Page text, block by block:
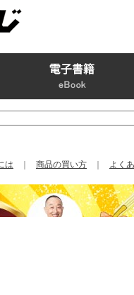
は 商品の買い方 よく